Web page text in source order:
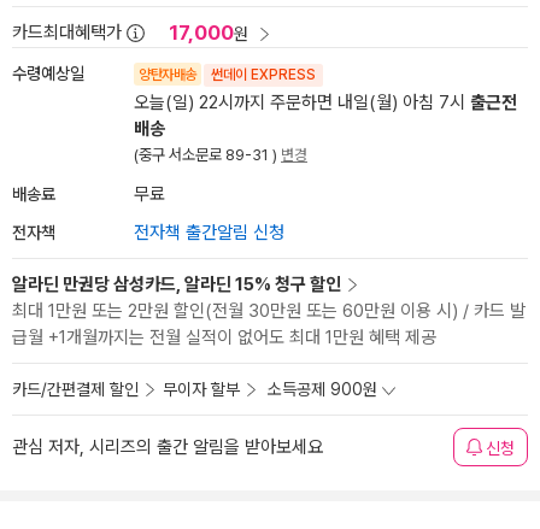
카드최대혜택가 17,000원
수령예상일 양탄자배송 썬데이 EXPRESS
오늘(일) 22시까지 주문하면 내일(월) 아침 7시 출근전
배송
(중구 서소문로 89-31 ) 변경
배송료 무료
전자책 전자책 출간알림 신청
알라딘 만권당 삼성카드, 알라딘 15% 청구 할인
최대 1만원 또는 2만원 할인(전월 30만원 또는 60만원 이용 시) / 카드 발
급월 +1개월까지는 전월 실적이 없어도 최대 1만원 혜택 제공
카드/간편결제 할인 무이자 할부 소득공제 900원
관심 저자, 시리즈의 출간 알림을 받아보세요 신청